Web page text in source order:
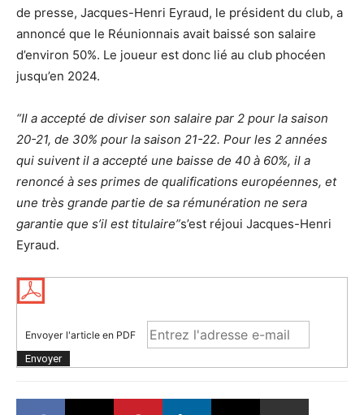
de presse, Jacques-Henri Eyraud, le président du club, a
annoncé que le Réunionnais avait baissé son salaire
d’environ 50%. Le joueur est donc lié au club phocéen
jusqu’en 2024.
“Il a accepté de diviser son salaire par 2 pour la saison
20-21, de 30% pour la saison 21-22. Pour les 2 années
qui suivent il a accepté une baisse de 40 à 60%, il a
renoncé à ses primes de qualifications européennes, et
une très grande partie de sa rémunération ne sera
garantie que s’il est titulaire”s’est réjoui Jacques-Henri
Eyraud.
Envoyer l'article en PDF